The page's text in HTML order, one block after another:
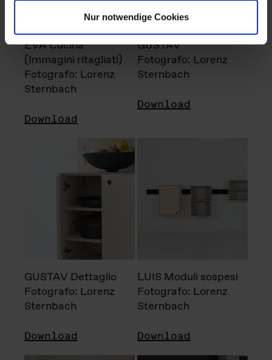
Nur notwendige Cookies
EVA Cucina
(Immagini ritagliati)
Fotografo: Lorenz
Sternbach
Download
GUSTAV
Fotografo: Lorenz
Sternbach
Download
GUSTAV Dettaglio
Fotografo: Lorenz
Sternbach
Download
LUIS Moduli sospesi
Fotografo: Lorenz
Sternbach
Download